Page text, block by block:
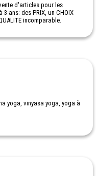
d'articles pour les
ans: des PRIX, un CHOIX
incomparable.
yoga, vinyasa yoga, yoga à